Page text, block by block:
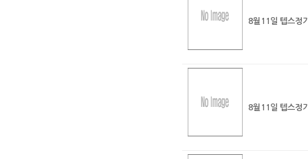
8월11일 텝스정
8월11일 텝스정